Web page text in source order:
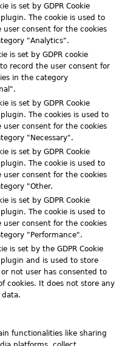
is set by GDPR Cookie
The cookie is used to
user consent for the cookies
"Analytics".
is set by GDPR cookie
record the user consent for
in the category
is set by GDPR Cookie
The cookies is used to
user consent for the cookies
"Necessary".
is set by GDPR Cookie
The cookie is used to
user consent for the cookies
"Other.
is set by GDPR Cookie
The cookie is used to
user consent for the cookies
"Performance".
is set by the GDPR Cookie
and is used to store
not user has consented to
cookies. It does not store any
data.
functionalities like sharing